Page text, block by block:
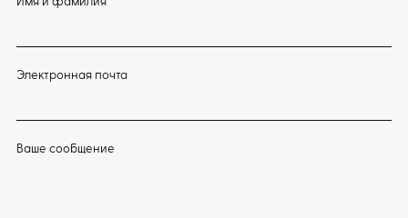
Электронная почта
Ваше сообщение